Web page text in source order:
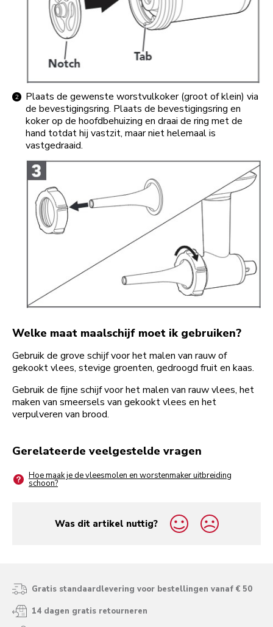
Plaats de gewenste worstvulkoker (groot of klein) via
de bevestigingsring. Plaats de bevestigingsring en
koker op de hoofdbehuizing en draai de ring met de
hand totdat hij vastzit, maar niet helemaal is
vastgedraaid.
Welke maat maalschijf moet ik gebruiken?
Gebruik de grove schijf voor het malen van rauw of
gekookt vlees, stevige groenten, gedroogd fruit en kaas.
Gebruik de fijne schijf voor het malen van rauw vlees, het
maken van smeersels van gekookt vlees en het
verpulveren van brood.
Gerelateerde veelgestelde vragen
Hoe maak je de vleesmolen en worstenmaker uitbreiding
schoon?
Was dit artikel nuttig?
yes
no
Gratis standaardlevering voor bestellingen vanaf € 50
14 dagen gratis retourneren